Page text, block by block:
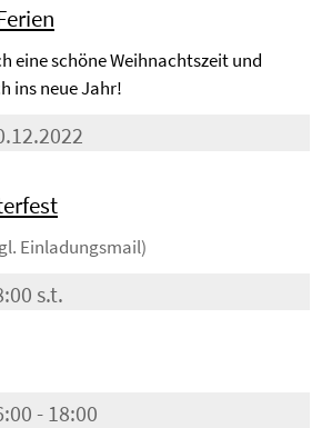
eine schöne Weihnachtszeit und
ins neue Jahr!
Einladungsmail)
s.t.
- 18:00